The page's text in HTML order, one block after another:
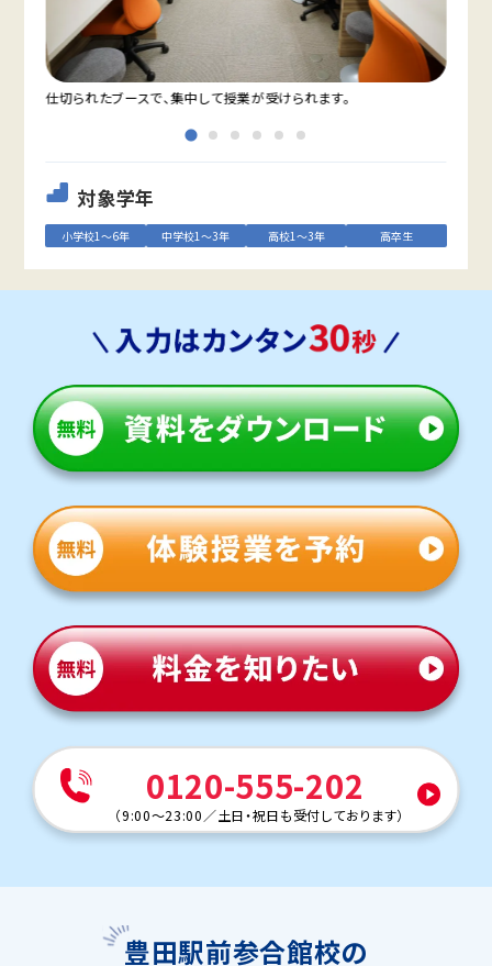
仕切られたブースで、集中して授業が受けられます。
対象学年
小学校1～6年 中学校1～3年 高校1～3年 高卒生
0120-555-202
（9:00～23:00／土日・祝日も受付しております）
豊田駅前参合館校の